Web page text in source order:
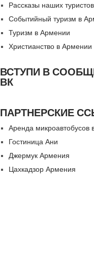
Рассказы наших туристов
Событийный туризм в
Туризм в Армении
Христианство в Армении
ВСТУПИ В
ВК
ПАРТНЕРСКИЕ
Аренда микроавтобусов
Гостиница Ани
Джермук Армения
Цахкадзор Армения